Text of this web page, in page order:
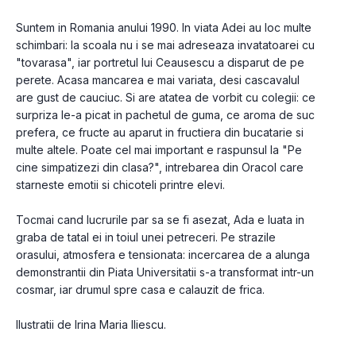
Suntem in Romania anului 1990. In viata Adei au loc multe
schimbari: la scoala nu i se mai adreseaza invatatoarei cu
"tovarasa", iar portretul lui Ceausescu a disparut de pe
perete. Acasa mancarea e mai variata, desi cascavalul
are gust de cauciuc. Si are atatea de vorbit cu colegii: ce
surpriza le-a picat in pachetul de guma, ce aroma de suc
prefera, ce fructe au aparut in fructiera din bucatarie si
multe altele. Poate cel mai important e raspunsul la "Pe
cine simpatizezi din clasa?", intrebarea din Oracol care
starneste emotii si chicoteli printre elevi.
Tocmai cand lucrurile par sa se fi asezat, Ada e luata in
graba de tatal ei in toiul unei petreceri. Pe strazile
orasului, atmosfera e tensionata: incercarea de a alunga
demonstrantii din Piata Universitatii s-a transformat intr-un
cosmar, iar drumul spre casa e calauzit de frica.
Ilustratii de Irina Maria Iliescu.